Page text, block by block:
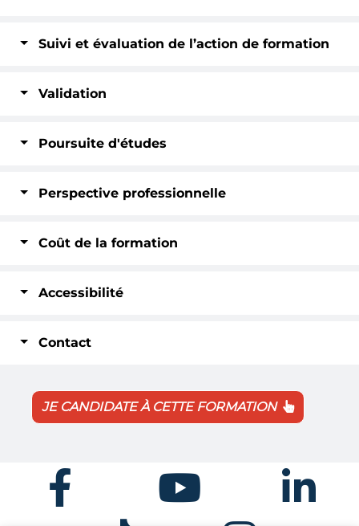
Suivi et évaluation de l’action de formation
Validation
Poursuite d'études
Perspective professionnelle
Coût de la formation
Accessibilité
Contact
JE CANDIDATE À CETTE FORMATION
Facebook Youtube Linkedin